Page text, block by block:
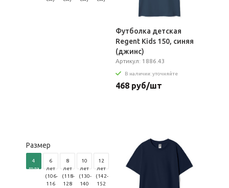
Футболка детская
Regent Kids 150, синяя
(джинс)
Артикул: 1886.43
В наличии: уточняйте
468 руб/шт
Размер
4
года
6
лет
(106-
116
8
лет
(118-
128
10
лет
(130-
140
12
лет
(142-
152